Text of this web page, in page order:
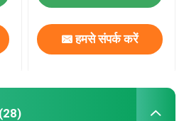
हमसे संपर्क करें
(28)